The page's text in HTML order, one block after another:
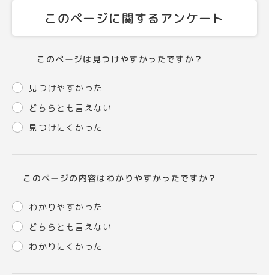
このページに関するアンケート
このページは見つけやすかったですか？
見つけやすかった
どちらとも言えない
見つけにくかった
このページの内容はわかりやすかったですか？
わかりやすかった
どちらとも言えない
わかりにくかった